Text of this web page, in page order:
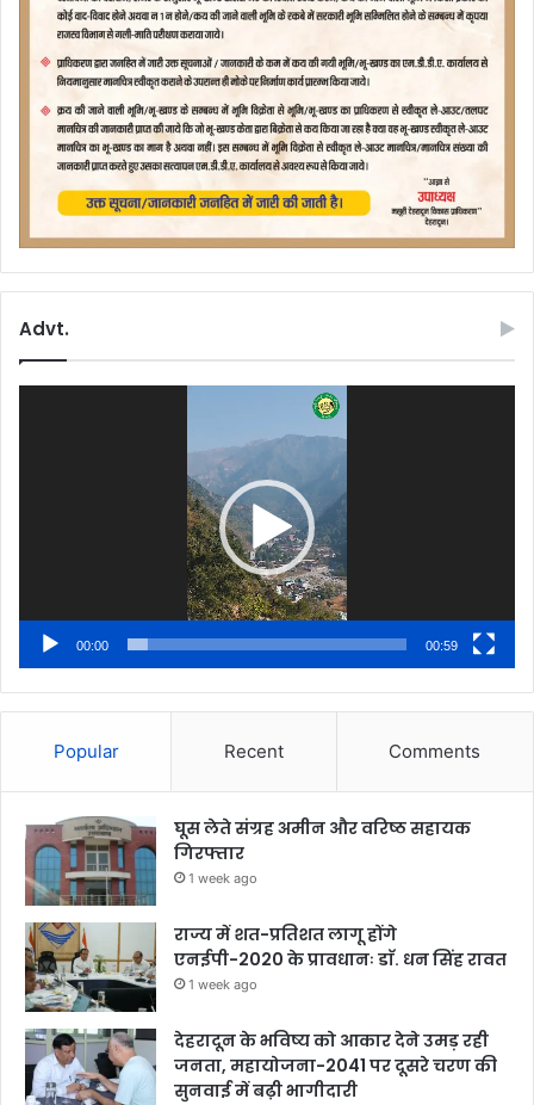
Advt.
00:00 00:59
Popular Recent Comments
घूस लेते संग्रह अमीन और वरिष्ठ सहायक
गिरफ्तार
1 week ago
राज्य में शत-प्रतिशत लागू होंगे
एनईपी-2020 के प्रावधानः डाॅ. धन सिंह रावत
1 week ago
देहरादून के भविष्य को आकार देने उमड़ रही
जनता, महायोजना-2041 पर दूसरे चरण की
सुनवाई में बढ़ी भागीदारी